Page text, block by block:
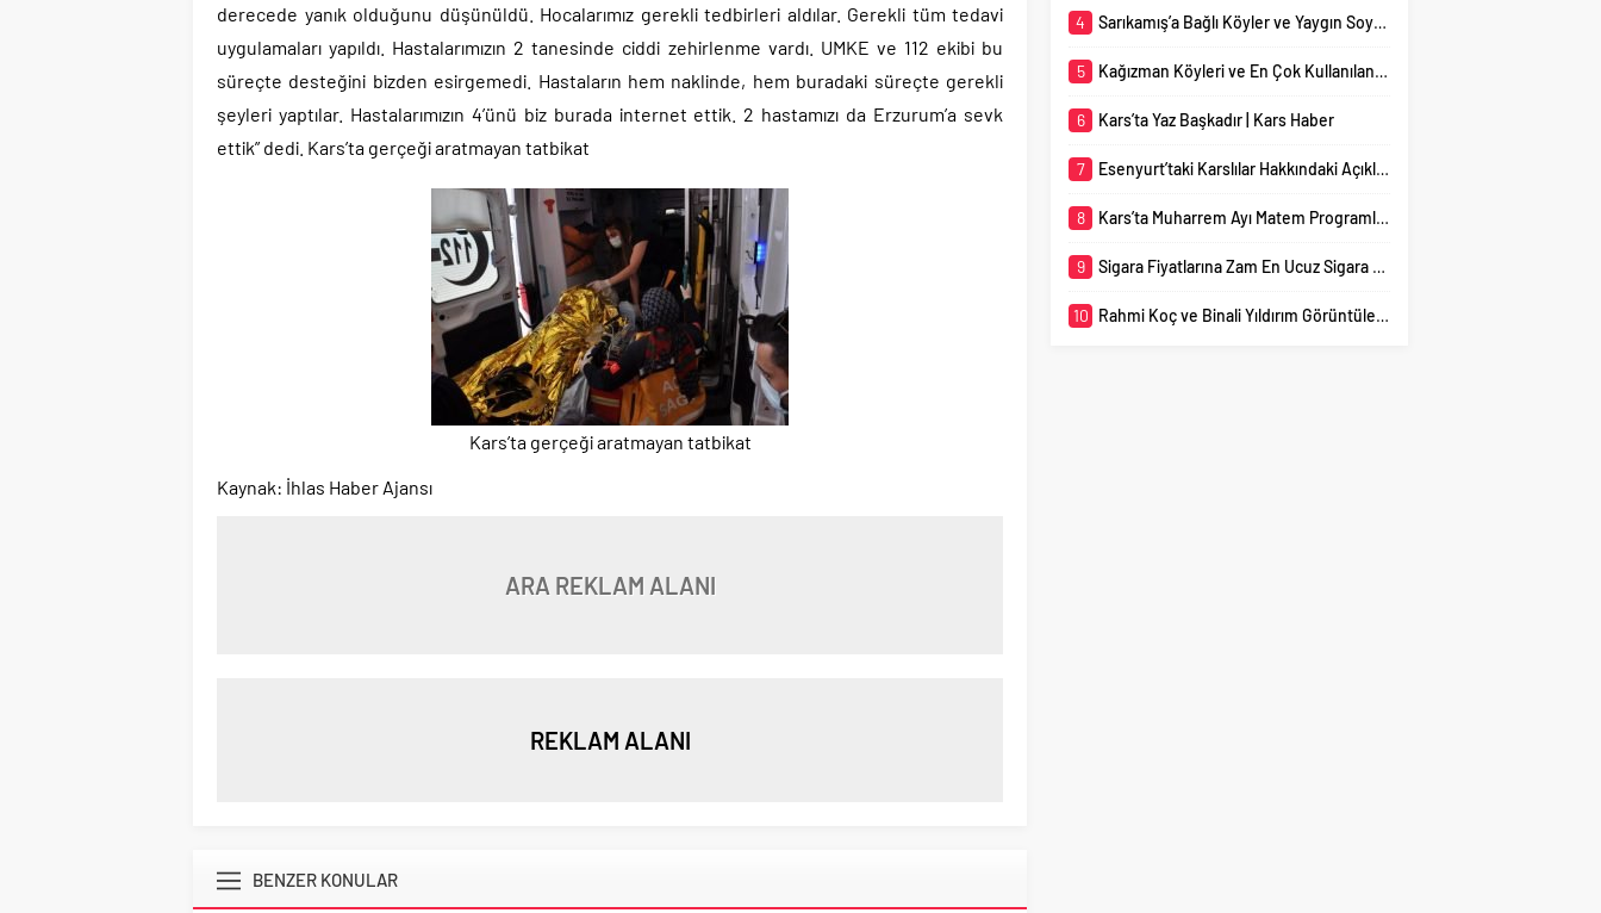
derecede yanık olduğunu düşünüldü. Hocalarımız gerekli tedbirleri aldılar. Gerekli tüm tedavi
uygulamaları yapıldı. Hastalarımızın 2 tanesinde ciddi zehirlenme vardı. UMKE ve 112 ekibi bu
süreçte desteğini bizden esirgemedi. Hastaların hem naklinde, hem buradaki süreçte gerekli
şeyleri yaptılar. Hastalarımızın 4’ünü biz burada internet ettik. 2 hastamızı da Erzurum’a sevk
ettik” dedi. Kars’ta gerçeği aratmayan tatbikat
Kars’ta gerçeği aratmayan tatbikat
Kaynak: İhlas Haber Ajansı
ARA REKLAM ALANI
REKLAM ALANI
BENZER KONULAR
düzenlenmeye başladı.
tarihinin en önemli
kabul edilen...
4 Sarıkamış’a Bağlı Köyler ve Yaygın Soyadları
5 Kağızman Köyleri ve En Çok Kullanılan Soyadları | Kars Haber
6 Kars’ta Yaz Başkadır | Kars Haber
7 Esenyurt’taki Karslılar Hakkındaki Açıklama Gündem Oldu
8 Kars’ta Muharrem Ayı Matem Programları Başladı
9 Sigara Fiyatlarına Zam En Ucuz Sigara 110 TL
10 Rahmi Koç ve Binali Yıldırım Görüntüleri Gündem Yarattı